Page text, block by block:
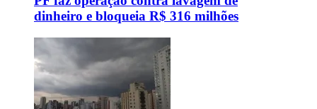
dinheiro e bloqueia R$ 316 milhões